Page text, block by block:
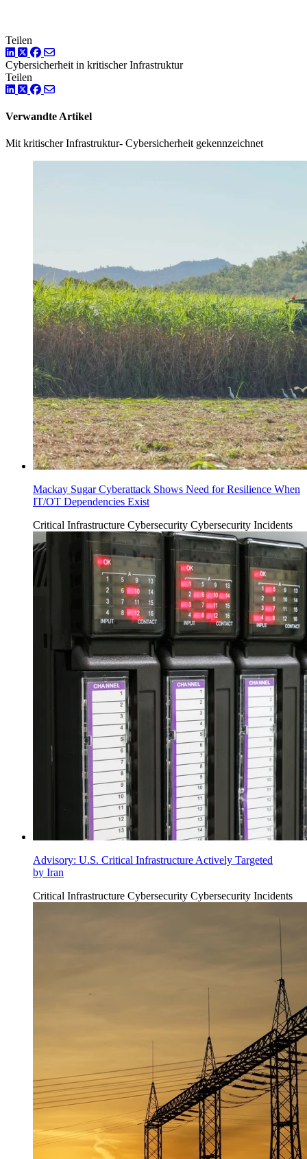
Teilen
LinkedIn
TwitterFacebook
Cybersicherheit in kritischer Infrastruktur
Teilen
LinkedIn
TwitterFacebook
Verwandte Artikel
Mit kritischer Infrastruktur- Cybersicherheit gekennzeichnet
Mackay Sugar Cyberattack Shows Need for Resilience When
IT/OT Dependencies Exist
Critical Infrastructure Cybersecurity Cybersecurity Incidents
Advisory: U.S. Critical Infrastructure Actively Targeted
by Iran
Critical Infrastructure Cybersecurity Cybersecurity Incidents